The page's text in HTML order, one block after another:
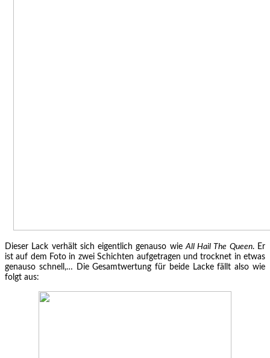
Dieser Lack verhält sich eigentlich genauso wieAll Hail The Queen. Er
ist auf dem Foto in zwei Schichten aufgetragen und trocknet in etwas
genauso schnell,… Die Gesamtwertung für beide Lacke fällt also wie
folgt aus: